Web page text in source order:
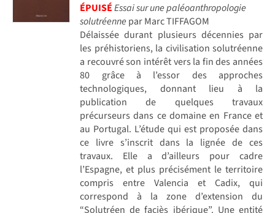
ÉPUISÉEssai sur une paléoanthropologie
solutréenne par Marc TIFFAGOM
Délaissée durant plusieurs décennies par
les préhistoriens, la civilisation solutréenne
a recouvré son intérêt vers la fin des années
80 grâce à l’essor des approches
technologiques, donnant lieu à la
publication de quelques travaux
précurseurs dans ce domaine en France et
au Portugal. L’étude qui est proposée dans
ce livre s’inscrit dans la lignée de ces
travaux. Elle a d’ailleurs pour cadre
l’Espagne, et plus précisément le territoire
compris entre Valencia et Cadix, qui
correspond à la zone d’extension du
“Solutréen de faciès ibérique”. Une entité